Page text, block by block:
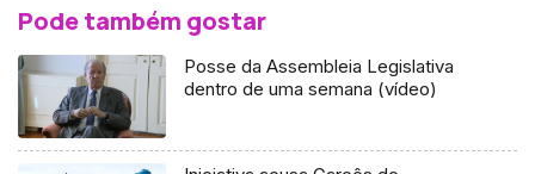
Pode também gostar
Posse da Assembleia Legislativa
dentro de uma semana (vídeo)